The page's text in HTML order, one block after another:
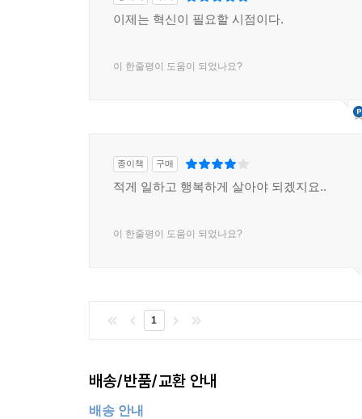
이제는 혁신이 필요할 시점이다.
이 한줄평이 도움이 되었나요?
종이책 구매
적게 일하고 행복하게 살아야 되겠지요..
이 한줄평이 도움이 되었나요?
1
배송/반품/교환 안내
배송 안내